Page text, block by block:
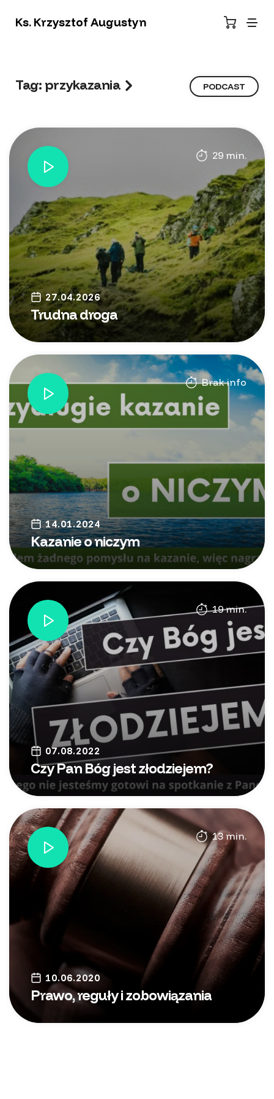
Ks. Krzysztof Augustyn
PODCAST
Tag: przykazania
27.04.2026
Trudna droga
29 min.
14.01.2024
Kazanie o niczym
Brak info
07.08.2022
Czy Pan Bóg jest złodziejem?
19 min.
10.06.2020
Prawo, reguły i zobowiązania
13 min.